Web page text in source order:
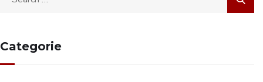
Categorie